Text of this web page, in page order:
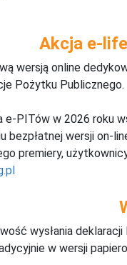
Akcja e-
wersją online
Pożytku Publicznego.
e-PITów w 2026 roku
bezpłatnej wersji on-
premiery,
wysłania
w wersji